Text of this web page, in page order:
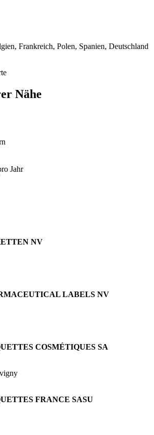
Frankreich, Polen, Spanien, Deutschland
Nähe
Jahr
NV
LABELS NV
COSMÉTIQUES SA
FRANCE SASU